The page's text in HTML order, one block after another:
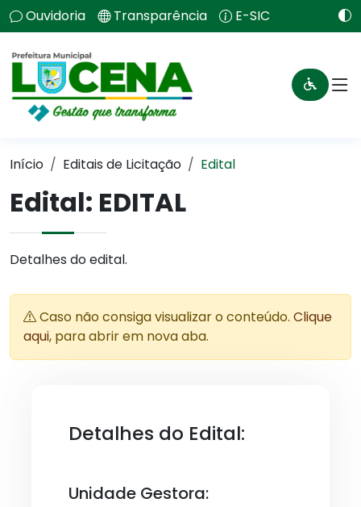
Ouvidoria Transparência E-SIC
Início Editais de Licitação Edital
Edital: EDITAL
Detalhes do edital.
Caso não consiga visualizar o conteúdo. Clique
aqui, para abrir em nova aba.
Detalhes do Edital:
Unidade Gestora: